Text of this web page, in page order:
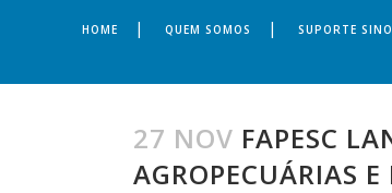
HOME QUEM SOMOS SUPORTE
27 NOV FAPESC
AGROPECUÁRIAS